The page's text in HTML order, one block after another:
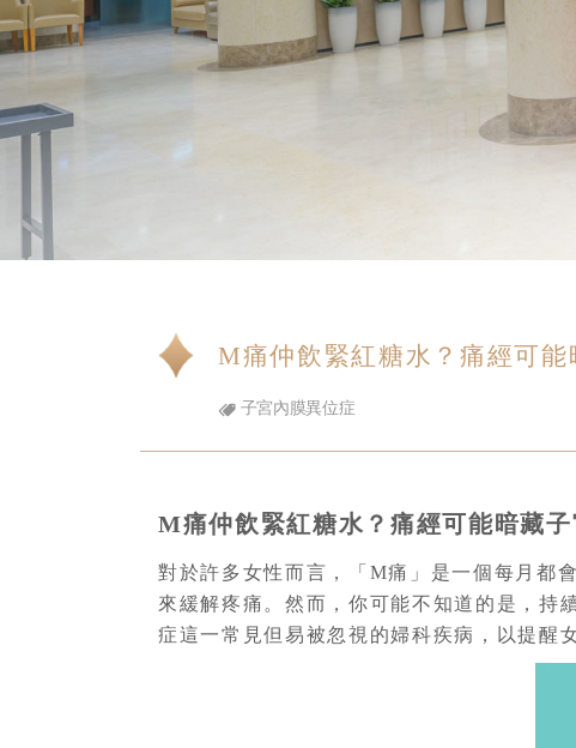
M痛仲飲緊紅糖水？痛經可能
子宮內膜異位症
M痛仲飲緊紅糖水？痛經可能暗藏子
對於許多女性而言，「M痛」是一個每月都
來緩解疼痛。然而，你可能不知道的是，持
症這一常見但易被忽視的婦科疾病，以提醒